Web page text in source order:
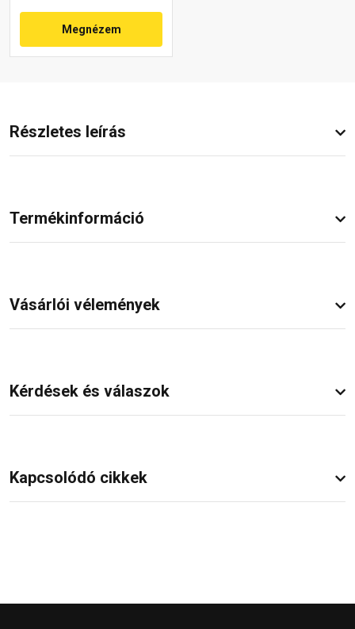
Megnézem
Részletes leírás
Termékinformáció
Vásárlói vélemények
Kérdések és válaszok
Kapcsolódó cikkek